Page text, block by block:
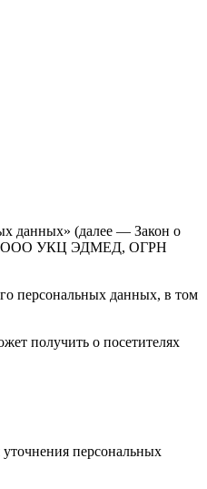
данных» (далее — Закон о
ООО УКЦ ЭДМЕД, ОГРН
персональных данных, в том
получить о посетителях
персональных